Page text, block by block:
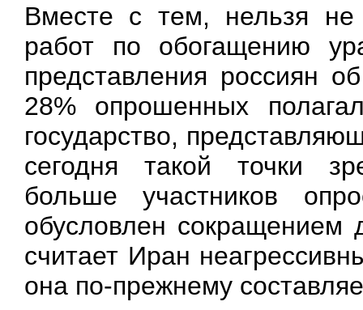
Вместе с тем, нельзя не
работ по обогащению
представления россиян
28% опрошенных
государство,
сегодня такой точки
больше участников
обусловлен сокращением
считает Иран
она по-прежнему